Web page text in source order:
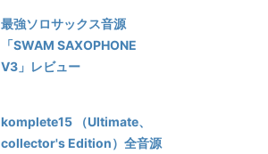
最強ソロサックス音源
「SWAM SAXOPHONE
V3」レビュー
komplete15 （Ultimate、
collector's Edition）全音源